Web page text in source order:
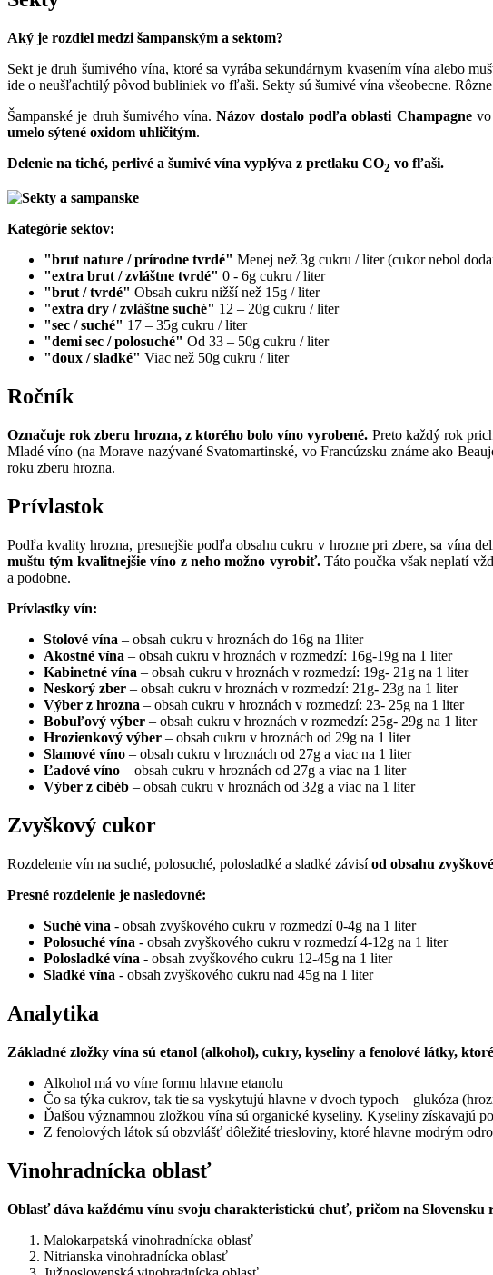
Aký je rozdiel medzi šampanským a sektom?
Sekt je druh šumivého vína, ktoré sa vyrába sekundárnym kvasením vína alebo
ide o neušľachtilý pôvod bubliniek vo fľaši. Sekty sú šumivé vína všeobecne.
Šampanské je druh šumivého vína.Názov dostalo podľa oblasti Champagnevo
umelo sýtené oxidom uhličitým.
Delenie na tiché, perlivé a šumivé vína vyplýva z pretlaku CO2 vo fľaši.
Kategórie sektov:
"brut nature / prírodne tvrdé" Menej než 3g cukru / liter (cukor nebol
"extra brut / zvláštne tvrdé" 0 - 6g cukru / liter
"brut / tvrdé" Obsah cukru nižší než 15g / liter
"extra dry / zvláštne suché" 12 – 20g cukru / liter
"sec / suché" 17 – 35g cukru / liter
"demi sec / polosuché" Od 33 – 50g cukru / liter
"doux / sladké" Viac než 50g cukru / liter
Ročník
Označuje rok zberu hrozna, z ktorého bolo víno vyrobené. Preto každý rok
Mladé víno (na Morave nazývané Svatomartinské, vo Francúzsku známe ako
roku zberu hrozna.
Prívlastok
Podľa kvality hrozna, presnejšie podľa obsahu cukru v hrozne pri zbere, sa vína
muštu tým kvalitnejšie víno z neho možno vyrobiť.Táto poučka však neplatí
a podobne.
Prívlastky vín:
Stolové vína – obsah cukru v hroznách do 16g na 1liter
Akostné vína – obsah cukru v hroznách v rozmedzí: 16g-19g na 1 liter
Kabinetné vína – obsah cukru v hroznách v rozmedzí: 19g- 21g na 1 liter
Neskorý zber – obsah cukru v hroznách v rozmedzí: 21g- 23g na 1 liter
Výber z hrozna – obsah cukru v hroznách v rozmedzí: 23- 25g na 1 liter
Bobuľový výber – obsah cukru v hroznách v rozmedzí: 25g- 29g na 1 liter
Hrozienkový výber – obsah cukru v hroznách od 29g na 1 liter
Slamové víno – obsah cukru v hroznách od 27g a viac na 1 liter
Ľadové víno – obsah cukru v hroznách od 27g a viac na 1 liter
Výber z cibéb – obsah cukru v hroznách od 32g a viac na 1 liter
Zvyškový cukor
Rozdelenie vín na suché, polosuché, polosladké a sladké závisíod obsahu
Presné rozdelenie je nasledovné:
Suché vína - obsah zvyškového cukru v rozmedzí 0-4g na 1 liter
Polosuché vína - obsah zvyškového cukru v rozmedzí 4-12g na 1 liter
Polosladké vína - obsah zvyškového cukru 12-45g na 1 liter
Sladké vína - obsah zvyškového cukru nad 45g na 1 liter
Analytika
Základné zložky vína sú etanol (alkohol), cukry, kyseliny a fenolové látky,
Alkohol má vo víne formu hlavne etanolu
Čo sa týka cukrov, tak tie sa vyskytujú hlavne v dvoch typoch – glukóza
Ďalšou významnou zložkou vína sú organické kyseliny. Kyseliny získavajú
Z fenolových látok sú obzvlášť dôležité triesloviny, ktoré hlavne modrým
Vinohradnícka oblasť
Oblasť dáva každému vínu svoju charakteristickú chuť, pričom na Slovensku
Malokarpatská vinohradnícka oblasť
Nitrianska vinohradnícka oblasť